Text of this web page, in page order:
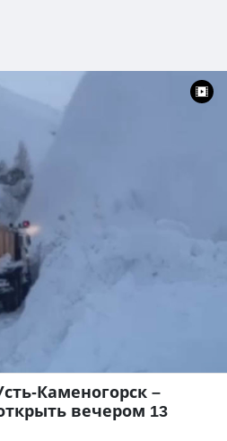
Каменогорск –
вечером 13